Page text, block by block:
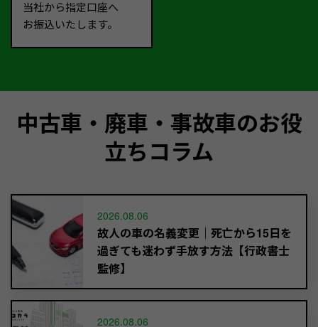
当社から指定口座へ
お振込いたします。
中古車・廃車・事故車のお役
立ちコラム
2026.08.06
故人の車の名義変更｜死亡から15日を
過ぎても迷わず手放す方法【行政書士
監修】
2026.08.06